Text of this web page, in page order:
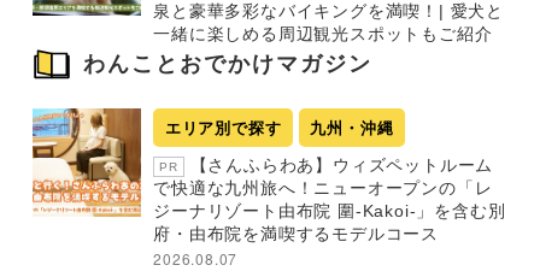
泉と豪華多彩なバイキングを満喫！| 愛犬と
一緒に楽しめる周辺観光スポットもご紹介
わんことおでかけマガジン
エリア別で探す 九州・沖縄
PR
【さんふらわあ】ウィズペットルーム
で快適な九州旅へ！ニューオープンの「レ
ジーナリゾート由布院 圍-Kakoi-」を含む別
府・由布院を満喫するモデルコース
2026.08.07